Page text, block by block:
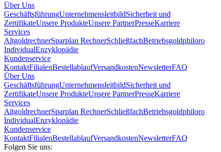
Über Uns
GeschäftsführungUnternehmensleitbildSicherheit und
ZertifikateUnsere ProdukteUnsere PartnerPresseKarriere
Services
AltgoldrechnerSparplan RechnerSchließfachBetriebsgoldphiloro
IndividualEnzyklopädie
Kundenservice
KontaktFilialenBestellablaufVersandkostenNewsletterFAQ
Über Uns
GeschäftsführungUnternehmensleitbildSicherheit und
ZertifikateUnsere ProdukteUnsere PartnerPresseKarriere
Services
AltgoldrechnerSparplan RechnerSchließfachBetriebsgoldphiloro
IndividualEnzyklopädie
Kundenservice
KontaktFilialenBestellablaufVersandkostenNewsletterFAQ
Folgen Sie uns: